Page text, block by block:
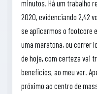
minutos. Há um trabalho
2020, evidenciando 2,42
se aplicarmos o footcore
uma maratona, ou correr
de hoje, com certeza vai
benefícios, ao meu ver.
próximo ao centro de